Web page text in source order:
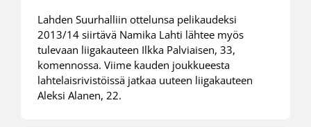
Lahden Suurhalliin ottelunsa pelikaudeksi
2013/14 siirtävä Namika Lahti lähtee myös
tulevaan liigakauteen Ilkka Palviaisen, 33,
komennossa. Viime kauden joukkueesta
lahtelaisrivistöissä jatkaa uuteen liigakauteen
Aleksi Alanen, 22.